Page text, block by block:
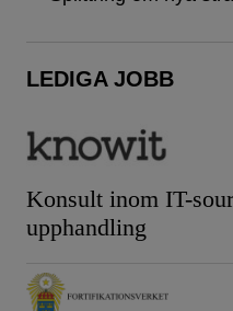
LEDIGA JOBB
Konsult inom IT-
upphandling